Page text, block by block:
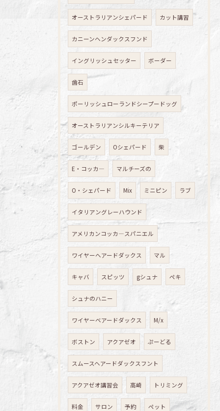
オーストラリアンシェパード カット講習
カニーンヘンダックスフンド
イングリッシュセッター ボーダー
歯石
ポーリッシュローランドシープードッグ
オーストラリアンシルキーテリア
ゴールデン Oシェパード 柴
E・コッカ― マルチーズの
O・シェパード Mix ミニピン ラブ
イタリアングレーハウンド
アメリカンコッカ―スパニエル
ワイヤーへアードダックス マル
キャバ スピッツ gシュナ ペキ
シュナのハニー
ワイヤーベアードダックス M/x
ボストン アクアゼオ ぷーどる
スムースヘアードダックスフント
アクアゼオ講習会 高崎 トリミング
料金 サロン 予約 ペット